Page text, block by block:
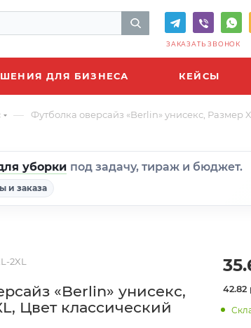
ЗАКАЗАТЬ ЗВОНОК
ДЛЯ БИЗНЕСА КЕЙСЫ
— Футболка оверсайз «Berlin» унисекс, Размер
уборки под задачу, тираж и бюджет.
и заказа
2XL
«Berlin» унисекс,
Цвет классический